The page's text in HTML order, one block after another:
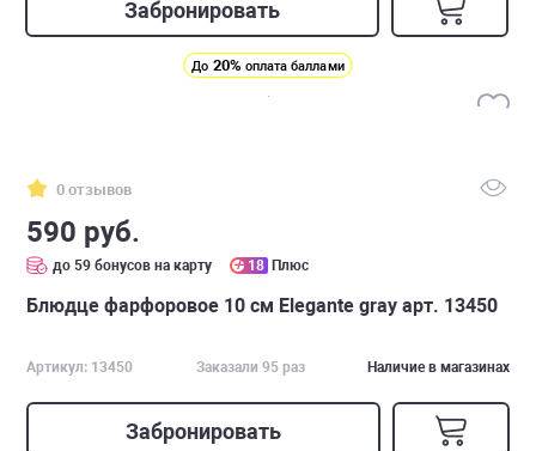
Забронировать
До 20% оплата баллами
0 отзывов
590 руб.
до 59 бонусов на карту 18 Плюс
Блюдце фарфоровое 10 см Elegante gray арт. 13450
Артикул: 13450 Заказали 95 раз Наличие в магазинах
Забронировать